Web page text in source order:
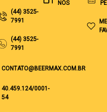
(44) 3525-
7991
(44) 3525-
7991
CONTATO@BEERMAX.COM.BR
40.459.124/0001-
54
NÓS